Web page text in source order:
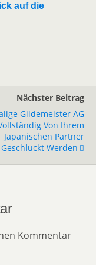
auf die
Nächster Beitrag
Gildemeister AG
Von Ihrem
Japanischen Partner
Geschluckt Werden
Kommentar